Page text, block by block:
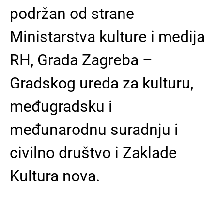
podržan od strane
Ministarstva kulture i medija
RH, Grada Zagreba –
Gradskog ureda za kulturu,
međugradsku i
međunarodnu suradnju i
civilno društvo i Zaklade
Kultura nova.